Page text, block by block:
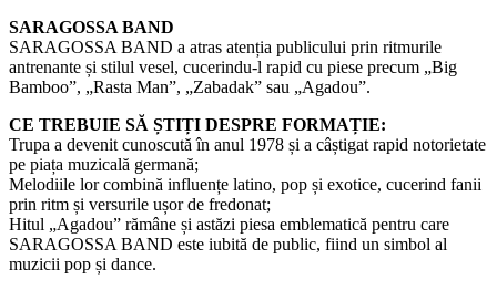
SARAGOSSA BAND
SARAGOSSA BAND a atras atenția publicului prin ritmurile
antrenante și stilul vesel, cucerindu-l rapid cu piese precum „Big
Bamboo”, „Rasta Man”, „Zabadak” sau „Agadou”.
CE TREBUIE SĂ ȘTIȚI DESPRE FORMAȚIE:
Trupa a devenit cunoscută în anul 1978 și a câștigat rapid notorietate
pe piața muzicală germană;
Melodiile lor combină influențe latino, pop și exotice, cucerind fanii
prin ritm și versurile ușor de fredonat;
Hitul „Agadou” rămâne și astăzi piesa emblematică pentru care
SARAGOSSA BAND este iubită de public, fiind un simbol al
muzicii pop și dance.